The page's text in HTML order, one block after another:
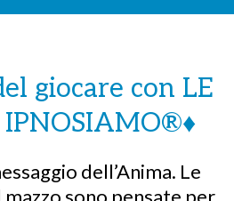
MUSCAS | DEMO-
E IDEATRICE DEL
TRADIZIONALI)